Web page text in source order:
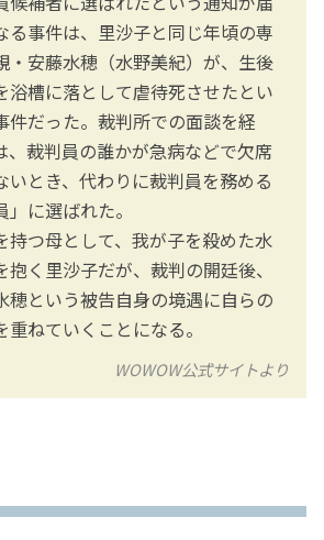
る事件は、里沙子と同じ年頃の専
・安藤水穂（水野美紀）が、生後
浴槽に落として虐待死させたとい
件だった。裁判所での面談を経
、裁判員の誰かが急病などで欠席
いとき、代わりに裁判員を務める
」に選ばれた。
持つ母として、我が子を殺めた水
く里沙子だが、裁判の開廷後、
穂という被告自身の境遇に自らの
ねていくことになる。
WOWOW公式サイトより